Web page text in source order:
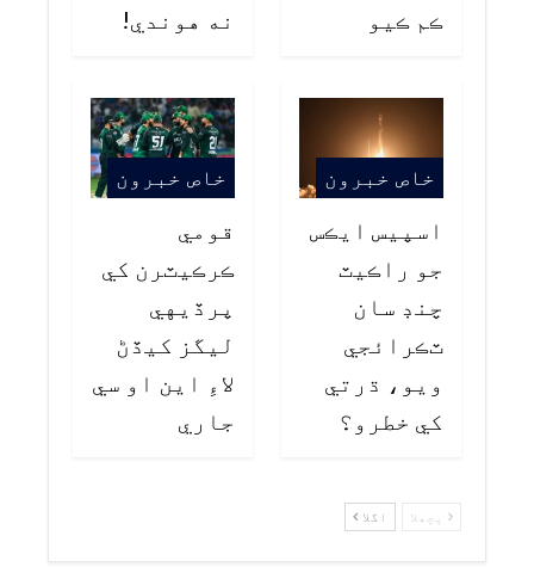
ڪم ڪيو نه هوندي!
خاص خبرون
اسپيس ايڪس
جو راڪيٽ
چنڊ سان
ٽڪرائجي
ويو، ڌرتي
کي خطرو؟
خاص خبرون
قومي
ڪرڪيٽرن کي
پرڏيهي
ليگز کيڏڻ
لاءِ اين او سي
جاري
پچھلا اگلا